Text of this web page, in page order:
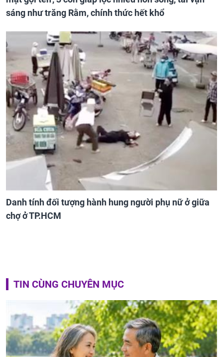
sáng như trăng Rằm, chính thức hết khổ
Danh tính đối tượng hành hung người phụ nữ ở giữa
chợ ở TP.HCM
TIN CÙNG CHUYÊN MỤC